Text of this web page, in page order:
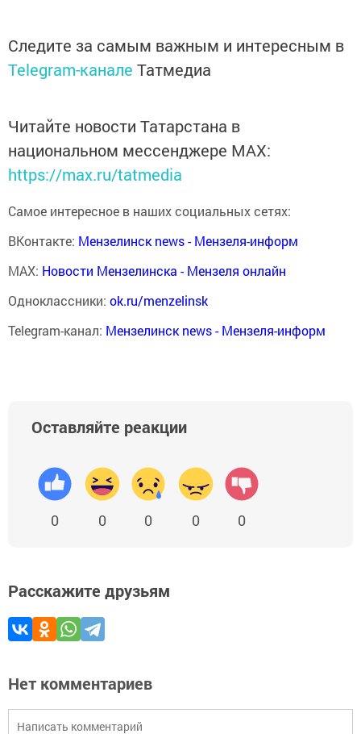
Следите за самым важным и интересным в
Telegram-канале Татмедиа
Читайте новости Татарстана в
национальном мессенджере MАХ:
https://max.ru/tatmedia
Самое интересное в наших социальных сетях:
ВКонтакте: Мензелинск news - Мензеля-информ
MAX: Новости Мензелинска - Мензеля онлайн
Одноклассники: ok.ru/menzelinsk
Telegram-канал: Мензелинск news - Мензеля-информ
Оставляйте реакции
0 0 0 0 0
Расскажите друзьям
Нет комментариев